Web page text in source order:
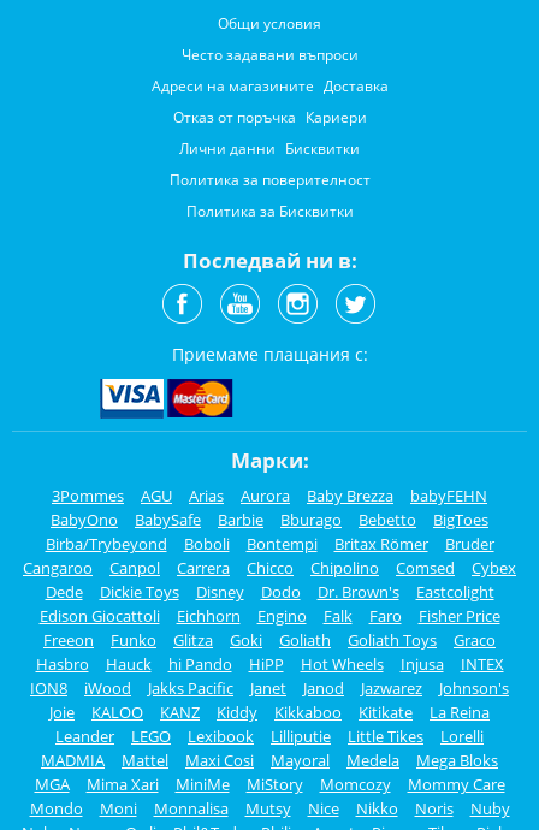
Общи условия
Често задавани въпроси
Адреси на магазините Доставка
Отказ от поръчка Кариери
Лични данни Бисквитки
Политика за поверителност
Политика за Бисквитки
Последвай ни в:
Приемаме плащания с:
Марки:
3Pommes AGU Arias Aurora Baby Brezza
babyFEHN
BabyOno
BabySafe Barbie Bburago Bebetto
BigToes
Birba/Trybeyond
Boboli Bontempi Britax Römer
Bruder
Cangaroo
Canpol Carrera Chicco Chipolino Comsed
Cybex
Dede
Dickie Toys Disney Dodo Dr. Brown's
Eastcolight
Edison Giocattoli
Eichhorn Engino Falk Faro
Fisher Price
Freeon
Funko Glitza Goki Goliath Goliath Toys
Graco
Hasbro
Hauck hi Pando HiPP Hot Wheels Injusa
INTEX
ION8
iWood Jakks Pacific Janet Janod Jazwarez
Johnson's
Joie
KALOO KANZ Kiddy Kikkaboo Kitikate
La Reina
Leander
LEGO Lexibook Lilliputie Little Tikes
Lorelli
MADMIA
Mattel Maxi Cosi Mayoral Medela
Mega Bloks
MGA
Mima Xari MiniMe MiStory Momcozy
Mommy Care
Mondo
Moni Monnalisa Mutsy Nice Nikko Noris
Nuby